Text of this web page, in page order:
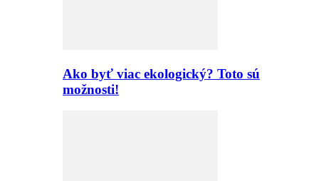
Ako byť viac ekologický? Toto sú
možnosti!